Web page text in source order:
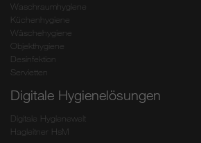
Waschraumhygiene
Küchenhygiene
Wäschehygiene
Objekthygiene
Desinfektion
Servietten
Digitale Hygienelösungen
Digitale Hygienewelt
Hagleitner HsM